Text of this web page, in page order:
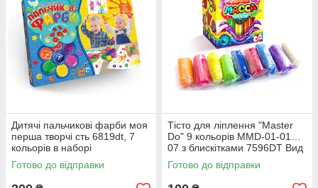
Дитячі пальчикові фарби моя
перша творчі сть 6819dt, 7
кольорів в наборі
Готово до відправки
Тісто для ліплення "Master
Do" 9 кольорів MMD-01-01…
07 з блискітками 7596DT Вид
1
Готово до відправки